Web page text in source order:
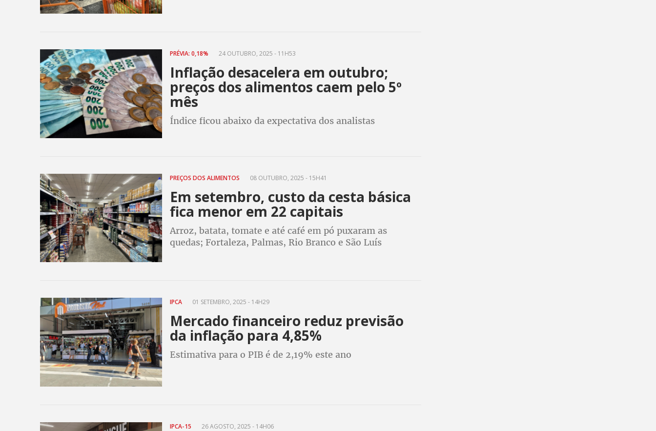
PRÉVIA: 0,18% 24 OUTUBRO, 2025 - 11H53
Inflação desacelera em outubro;
preços dos alimentos caem pelo 5º
mês
Índice ficou abaixo da expectativa dos analistas
PREÇOS DOS ALIMENTOS 08 OUTUBRO, 2025 - 15H41
Em setembro, custo da cesta básica
fica menor em 22 capitais
Arroz, batata, tomate e até café em pó puxaram as
quedas; Fortaleza, Palmas, Rio Branco e São Luís
IPCA 01 SETEMBRO, 2025 - 14H29
Mercado financeiro reduz previsão
da inflação para 4,85%
Estimativa para o PIB é de 2,19% este ano
IPCA-15 26 AGOSTO, 2025 - 14H06